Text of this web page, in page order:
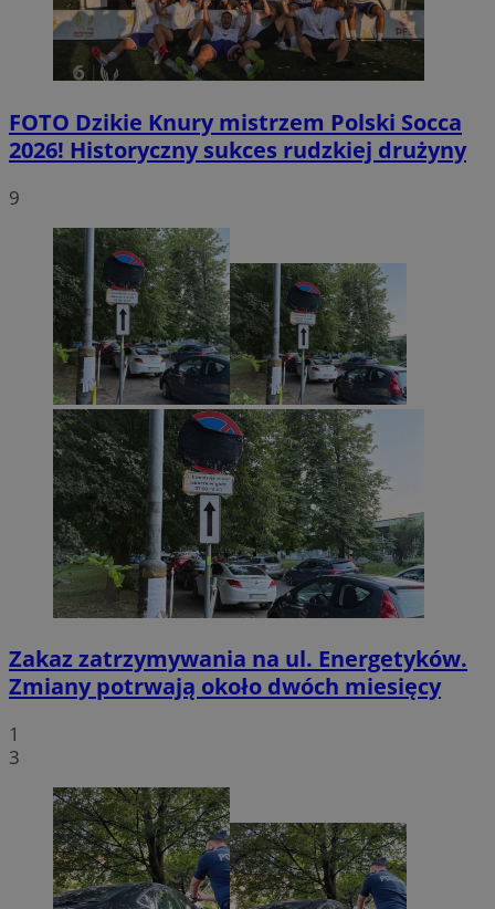
FOTO Dzikie Knury mistrzem Polski Socca
2026! Historyczny sukces rudzkiej drużyny
9
Zakaz zatrzymywania na ul. Energetyków.
Zmiany potrwają około dwóch miesięcy
1
3